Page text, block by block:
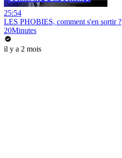
25:54
LES PHOBIES, comment s'en sortir ?
20Minutes
il y a 2 mois